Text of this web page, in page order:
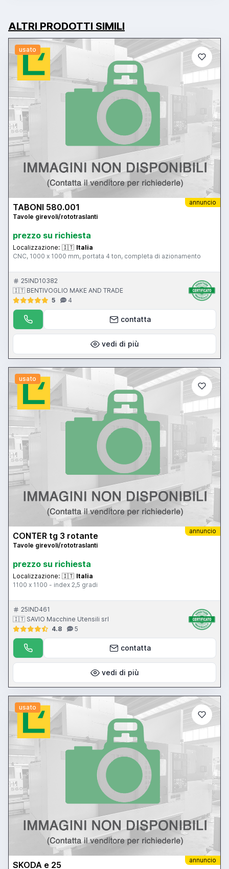
ALTRI PRODOTTI SIMILI
usato
annuncio
TABONI 580.001
Tavole girevoli/rototraslanti
prezzo su richiesta
Localizzazione: 🇮🇹 Italia
CNC, 1000 x 1000 mm, portata 4 ton, completa di azionamento
25IND10382
🇮🇹 BENTIVOGLIO MAKE AND TRADE
5
4
contatta
vedi di più
usato
annuncio
CONTER tg 3 rotante
Tavole girevoli/rototraslanti
prezzo su richiesta
Localizzazione: 🇮🇹 Italia
1100 x 1100 - index 2,5 gradi
25IND461
🇮🇹 SAVIO Macchine Utensili srl
4.8
5
contatta
vedi di più
usato
annuncio
SKODA e 25